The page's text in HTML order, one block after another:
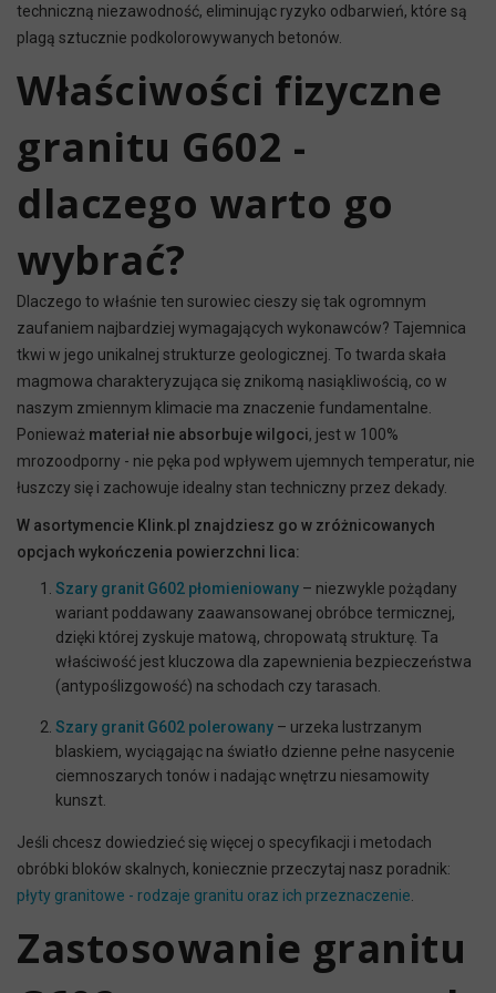
techniczną niezawodność, eliminując ryzyko odbarwień, które są
plagą sztucznie podkolorowywanych betonów.
Właściwości fizyczne
granitu G602 -
dlaczego warto go
wybrać?
Dlaczego to właśnie ten surowiec cieszy się tak ogromnym
zaufaniem najbardziej wymagających wykonawców? Tajemnica
tkwi w jego unikalnej strukturze geologicznej. To twarda skała
magmowa charakteryzująca się znikomą nasiąkliwością, co w
naszym zmiennym klimacie ma znaczenie fundamentalne.
Ponieważ materiał nie absorbuje wilgoci, jest w 100%
mrozoodporny - nie pęka pod wpływem ujemnych temperatur, nie
łuszczy się i zachowuje idealny stan techniczny przez dekady.
W asortymencie Klink.pl znajdziesz go w zróżnicowanych
opcjach wykończenia powierzchni lica:
Szary granit G602 płomieniowany – niezwykle pożądany
wariant poddawany zaawansowanej obróbce termicznej,
dzięki której zyskuje matową, chropowatą strukturę. Ta
właściwość jest kluczowa dla zapewnienia bezpieczeństwa
(antypoślizgowość) na schodach czy tarasach.
Szary granit G602 polerowany – urzeka lustrzanym
blaskiem, wyciągając na światło dzienne pełne nasycenie
ciemnoszarych tonów i nadając wnętrzu niesamowity
kunszt.
Jeśli chcesz dowiedzieć się więcej o specyfikacji i metodach
obróbki bloków skalnych, koniecznie przeczytaj nasz poradnik:
płyty granitowe - rodzaje granitu oraz ich przeznaczenie.
Zastosowanie granitu